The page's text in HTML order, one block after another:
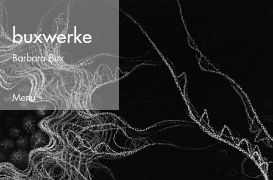
buxwerke
Barbara Bux
Menu